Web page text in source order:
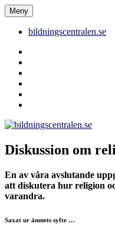
Hoppa
till
innehåll
bildningscentralen.se
Meny
bildningscentralen.se
Diskussion om
En av våra avslutande
att diskutera hur religion
varandra.
Saxat ur ämnets syfte …